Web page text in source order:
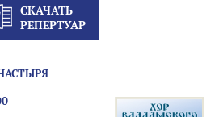
СКАЧАТЬ
РЕПЕРТУАР